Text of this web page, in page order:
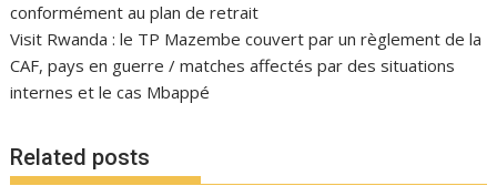
conformément au plan de retrait
Visit Rwanda : le TP Mazembe couvert par un règlement de la
CAF, pays en guerre / matches affectés par des situations
internes et le cas Mbappé
Related posts